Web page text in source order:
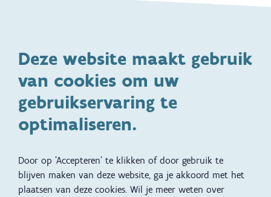
Deze website maakt gebruik
van cookies om uw
gebruikservaring te
optimaliseren.
Door op 'Accepteren' te klikken of door gebruik te
blijven maken van deze website, ga je akkoord met het
plaatsen van deze cookies. Wil je meer weten over
Ontwikkeling en gedrag
Specifieke
ondersteuningsbehoefte
Zwangerschap en geboorte
Slapen
Dagelijkse verzorging
Gezinsleven
Adoptie
Kinderwens